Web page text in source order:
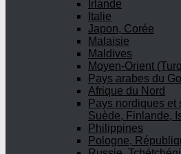
Irlande
Italie
Japon, Corée
Malaisie
Maldives
Moyen-Orient
Pays arabes du
Afrique du Nord
Pays nordiques et
Suède, Finlande,
Philippines
Pologne,